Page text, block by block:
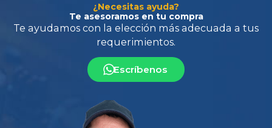
¿Necesitas ayuda?
Te asesoramos en tu compra
Escríbenos